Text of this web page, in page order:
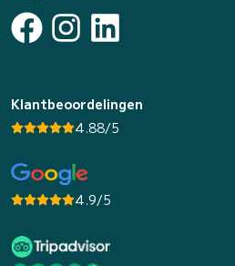
Klantbeoordelingen
4.88/5
4.9/5